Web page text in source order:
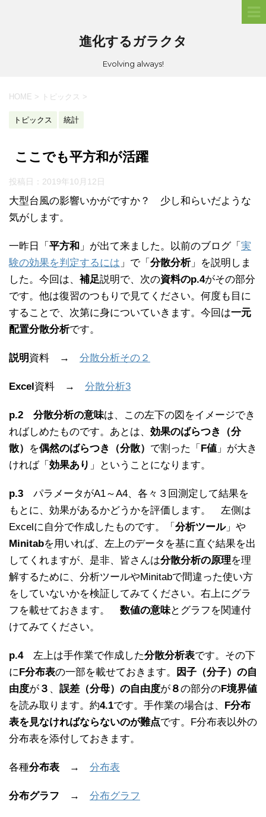
進化するガラクタ
Evolving always!
HOME > トピックス >
トピックス 統計
ここでも平方和が活躍
投稿日： 2019年10月12日
大型台風の影響いかがですか？ 少し和らいだような
気がします。
一昨日「 平方和 」が出て来ました。以前のブログ「 実
験の効果を判定するには 」で「 分散分析」を説明しま
した。今回は、 補足説明で、次の資料のp.4がその部分
です。他は復習のつもりで見てください。何度も目に
することで、次第に身についていきます。今回は一元
配置分散分析です。
説明資料 → 分散分析その２
Excel資料 → 分散分析3
p.2 分散分析の意味は、この左下の図をイメージでき
ればしめたものです。あとは、 効果のばらつき（分
散）
を偶然のばらつき（分散） で割った「 F値 」が大き
ければ「 効果あり 」ということになります。
p.3 パラメータがA1～A4、各々３回測定して結果を
もとに、効果があるかどうかを評価します。 左側は
Excelに自分で作成したものです。「 分析ツール」や
Minitabを用いれば、左上のデータを基に直ぐ結果を出
してくれますが、是非、皆さんは分散分析の原理を理
解するために、分析ツールやMinitabで間違った使い方
をしていないかを検証してみてください。右上にグラ
フを載せておきます。 数値の意味とグラフを関連付
けてみてください。
p.4左上は手作業で作成した分散分析表です。その下
にF分布表の一部を載せておきます。
因子（分子）の自
由度が ３ 、 誤差（分母）の自由度が ８の部分のF境界値
を読み取ります。約4.1です。手作業の場合は、 F分布
表を見なければならないのが難点です。F分布表以外の
分布表を添付しておきます。
各種分布表 → 分布表
分布グラフ → 分布グラフ